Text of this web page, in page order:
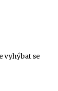
vyhýbat se